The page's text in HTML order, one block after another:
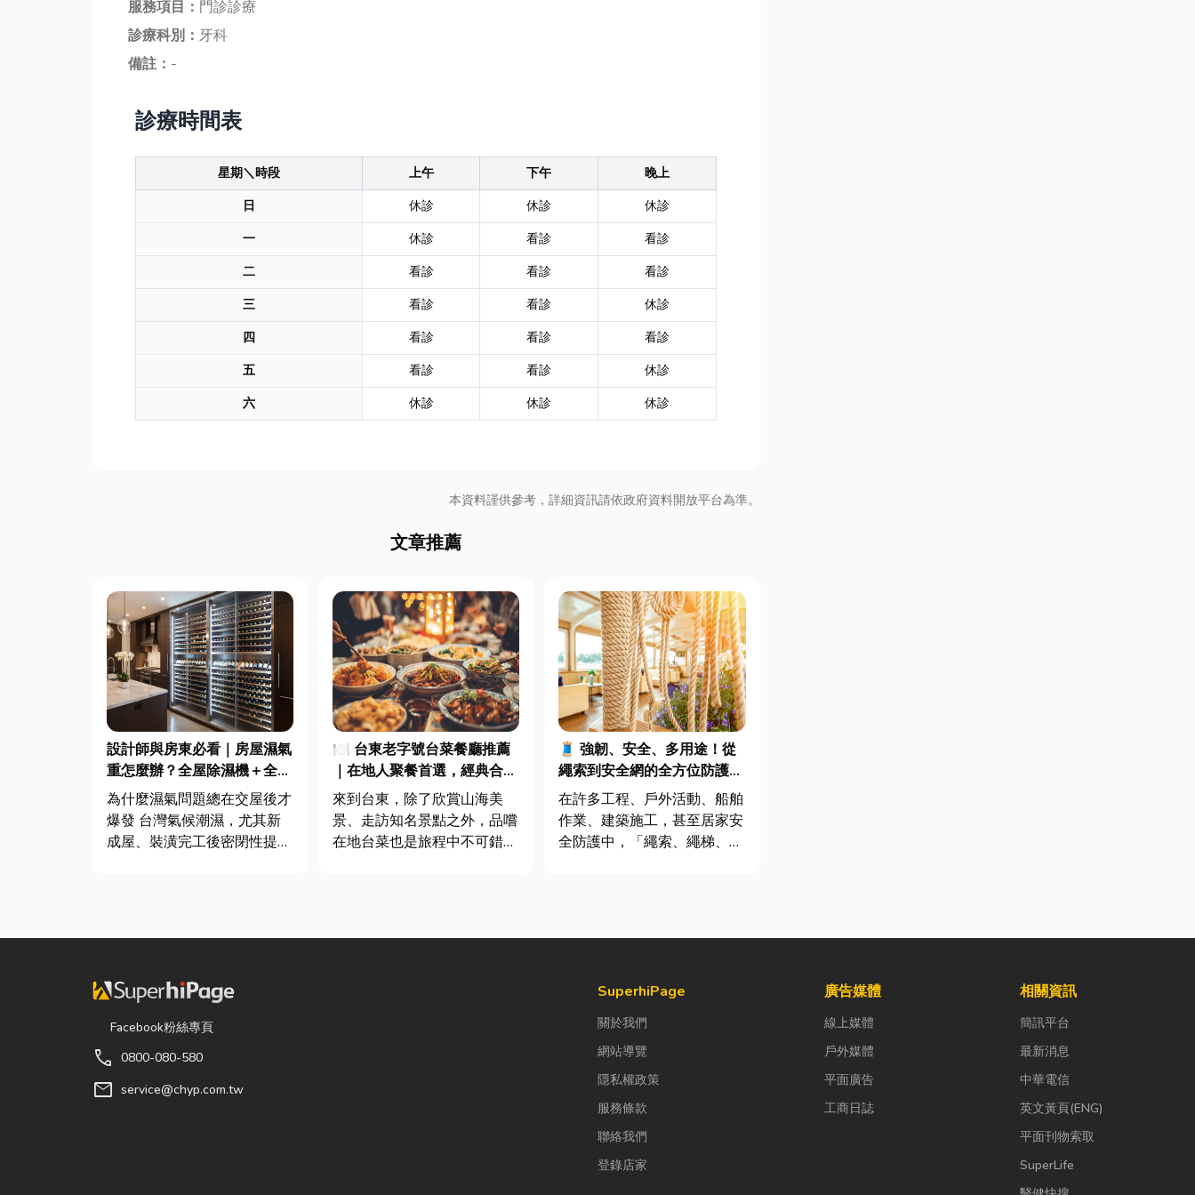
服務項目： 門診診療
診療科別： 牙科
備註： -
診療時間表
星期＼時段 上午 下午
晚上
日
休診 休診
休診
一
休診 看診
看診
二
看診 看診
看診
三
看診 看診
休診
四
看診 看診
看診
五
看診 看診
休診
六
休診 休診 休診
本資料謹供參考，詳細資訊請依政府資料開放平台為準。
文章推薦
設計師與房東必看｜房屋濕氣
重怎麼辦？全屋除濕機＋全熱
交換器整合安裝|提升居住品
質與續租率
為什麼濕氣問題總在交屋後才
爆發 台灣氣候潮濕，尤其新
成屋、裝潢完工後密閉性提
變...
🍽️ 台東老字號台菜餐廳推薦
｜在地人聚餐首選，經典合菜
一次滿足
來到台東，除了欣賞山海美
景、走訪知名景點之外，品嚐
在地台菜也是旅程中不可錯過
🧵 強韌、安全、多用途！從
繩索到安全網的全方位防護應
用指南
在許多工程、戶外活動、船舶
作業、建築施工，甚至居家安
全防護中，「繩索、繩梯、安
具備高強...
Facebook粉絲專頁
call 0800-080-580
mail service@chyp.com.tw
SuperhiPage
關於我們
網站導覽
隱私權政策
服務條款
聯絡我們
登錄店家
廣告媒體
線上媒體
戶外媒體
平面廣告
工商日誌
相關資訊
簡訊平台
最新消息
中華電信
英文黃頁(ENG)
平面刊物索取
SuperLife